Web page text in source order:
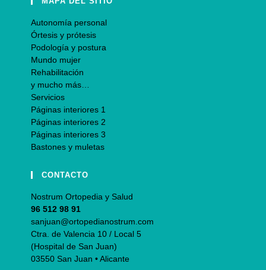
Autonomía personal
Órtesis y prótesis
Podología y postura
Mundo mujer
Rehabilitación
y mucho más…
Servicios
Páginas interiores 1
Páginas interiores 2
Páginas interiores 3
Bastones y muletas
CONTACTO
Nostrum Ortopedia y Salud
96 512 98 91
sanjuan@ortopedianostrum.com
Ctra. de Valencia 10 / Local 5
(Hospital de San Juan)
03550 San Juan • Alicante